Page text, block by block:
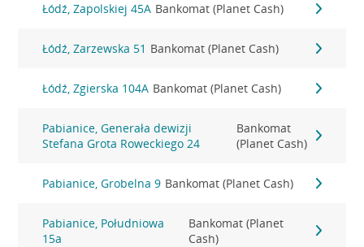
Łódź, Zapolskiej 45A Bankomat (Planet Cash)
Łódź, Zarzewska 51 Bankomat (Planet Cash)
Łódź, Zgierska 104A Bankomat (Planet Cash)
Pabianice, Generała dewizji
Stefana Grota Roweckiego 24
Bankomat
(Planet Cash)
Pabianice, Grobelna 9 Bankomat (Planet Cash)
Pabianice, Południowa
15a
Bankomat (Planet
Cash)